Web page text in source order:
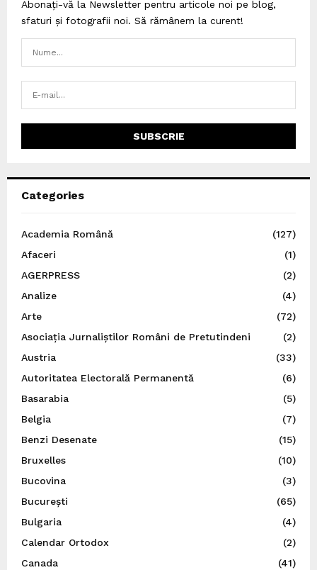
Abonați-vă la Newsletter pentru articole noi pe blog,
sfaturi și fotografii noi. Să rămânem la curent!
Categories
Academia Română
(127)
Afaceri
(1)
AGERPRESS
(2)
Analize
(4)
Arte
(72)
Asociația Jurnaliștilor Români de Pretutindeni
(2)
Austria
(33)
Autoritatea Electorală Permanentă
(6)
Basarabia
(5)
Belgia
(7)
Benzi Desenate
(15)
Bruxelles
(10)
Bucovina
(3)
București
(65)
Bulgaria
(4)
Calendar Ortodox
(2)
Canada
(41)